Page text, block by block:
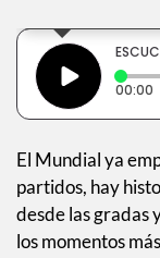
00:00
El Mundial ya
partidos, hay
desde las gradas
los momentos